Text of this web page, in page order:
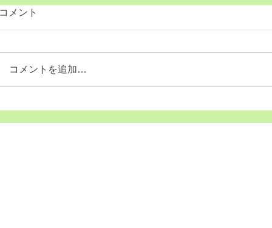
2021.6月 きゃっぷりんレタ
shizuoka-ss.com/blank-4
2020.11月
メント
コメントを追加…